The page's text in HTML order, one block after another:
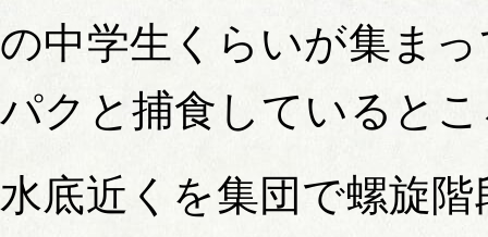
の中学生くらいが集ま
パクと捕食していると
水底近くを集団で螺旋